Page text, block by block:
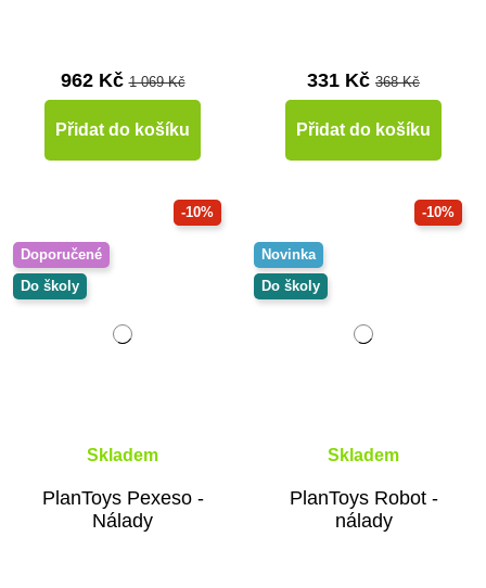
962 Kč1 069 Kč
Přidat do košíku
331 Kč 368 Kč
Přidat do košíku
-10%
Doporučené
Do školy
Skladem
PlanToys Pexeso -
Nálady
-10%
Novinka
Do školy
Skladem
PlanToys Robot -
nálady